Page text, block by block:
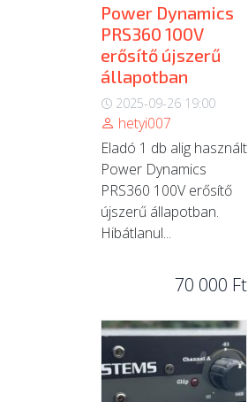
Power Dynamics
PRS360 100V
erősítő újszerű
állapotban
2025-09-26 19:00
hetyi007
Eladó 1 db alig használt
Power Dynamics
PRS360 100V erősítő
újszerű állapotban.
Hibátlanul...
70 000 Ft